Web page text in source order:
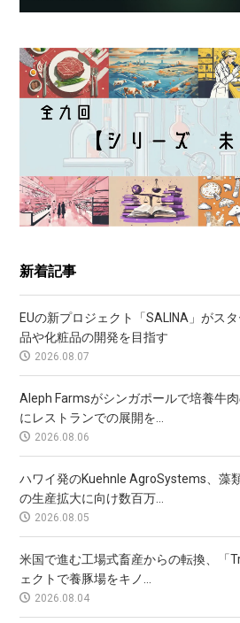
新着記事
EUの新プロジェクト「SALINA」がス
品や化粧品の開発を目指す
2026.08.07
Aleph Farmsがシンガポールで培養牛
にレストランでの展開を...
2026.08.06
ハワイ発のKuehnle AgroSystems、藻
の生産拡大に向け数百万...
2026.08.05
米国で進む工場式畜産からの転換、「
ェクトで養豚場をキノ...
2026.08.04